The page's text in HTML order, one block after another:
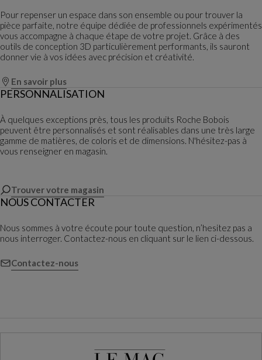
Pour repenser un espace dans son ensemble ou pour trouver la
pièce parfaite, notre équipe dédiée de professionnels expérimentés
vous accompagne à chaque étape de votre projet. Grâce à des
outils de conception 3D particulièrement performants, ils sauront
donner vie à vos idées avec précision et créativité.
En savoir plus
PERSONNALISATION
À quelques exceptions près, tous les produits Roche Bobois
peuvent être personnalisés et sont réalisables dans une très large
gamme de matières, de coloris et de dimensions. N'hésitez-pas à
vous renseigner en magasin.
Trouver votre magasin
NOUS CONTACTER
Nous sommes à votre écoute pour toute question, n’hesitez pas a
nous interroger. Contactez-nous en cliquant sur le lien ci-dessous.
Contactez-nous